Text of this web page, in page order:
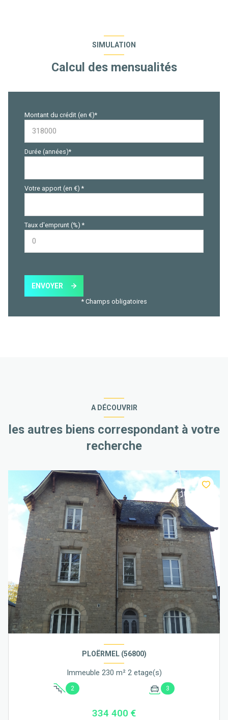
SIMULATION
Calcul des mensualités
Montant du crédit (en €)*
Durée (années)*
Votre apport (en €) *
Taux d'emprunt (%) *
ENVOYER
* Champs obligatoires
A DÉCOUVRIR
les autres biens correspondant à votre
recherche
PLOËRMEL (56800)
Immeuble 230 m² 2 etage(s)
2 3
334 400 €